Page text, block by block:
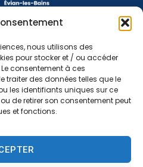
nous utilisons des
pour stocker et / ou accéder
consentement à ces
traiter des données telles que le
les identifiants uniques sur ce
de retirer son consentement peut
et fonctions.